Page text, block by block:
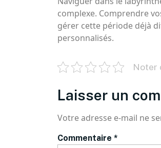
complexe. Comprendre
gérer cette période déjà
personnalisés.
Noter
Laisser un
Votre adresse e-mail ne
Commentaire *